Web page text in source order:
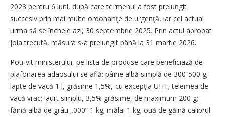
2023 pentru 6 luni, după care termenul a fost prelungit
succesiv prin mai multe ordonanţe de urgenţă, iar cel actual
urma să se încheie azi, 30 septembrie 2025. Prin actul aprobat
joia trecută, măsura s-a prelungit până la 31 martie 2026.
Potrivit ministerului, pe lista de produse care beneficiază de
plafonarea adaosului se află: pâine albă simplă de 300-500 g;
lapte de vacă 1 l, grăsime 1,5%, cu excepţia UHT; telemea de
vacă vrac; iaurt simplu, 3,5% grăsime, de maximum 200 g;
făină albă de grâu „000” 1 kg; mălai 1 kg; ouă de găină calibrul